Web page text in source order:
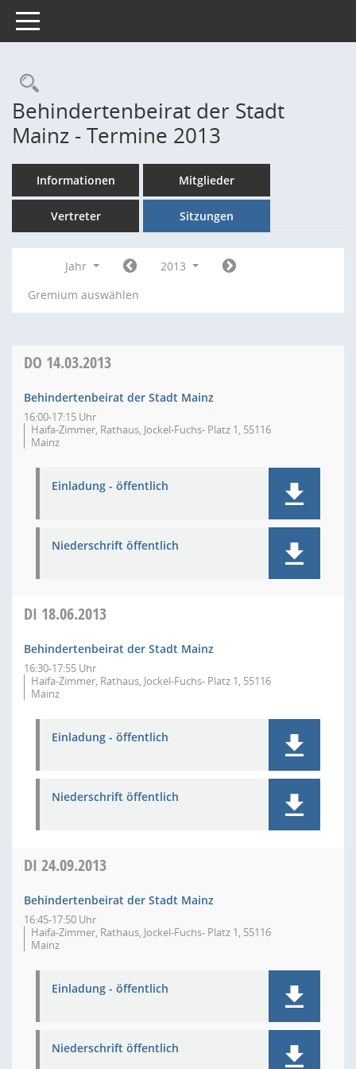
Toggle navigation
Rechercheauswahl
Behindertenbeirat der Stadt
Mainz - Termine 2013
Informationen Mitglieder
Vertreter Sitzungen
Jahr
2013
Gremium auswählen
DO 14.03.2013
Behindertenbeirat der Stadt Mainz
16:00-17:15 Uhr
Haifa-Zimmer, Rathaus, Jockel-Fuchs- Platz 1, 55116
Mainz
Einladung - öffentlich
Niederschrift öffentlich
DI 18.06.2013
Behindertenbeirat der Stadt Mainz
16:30-17:55 Uhr
Haifa-Zimmer, Rathaus, Jockel-Fuchs- Platz 1, 55116
Mainz
Einladung - öffentlich
Niederschrift öffentlich
DI 24.09.2013
Behindertenbeirat der Stadt Mainz
16:45-17:50 Uhr
Haifa-Zimmer, Rathaus, Jockel-Fuchs- Platz 1, 55116
Mainz
Einladung - öffentlich
Niederschrift öffentlich